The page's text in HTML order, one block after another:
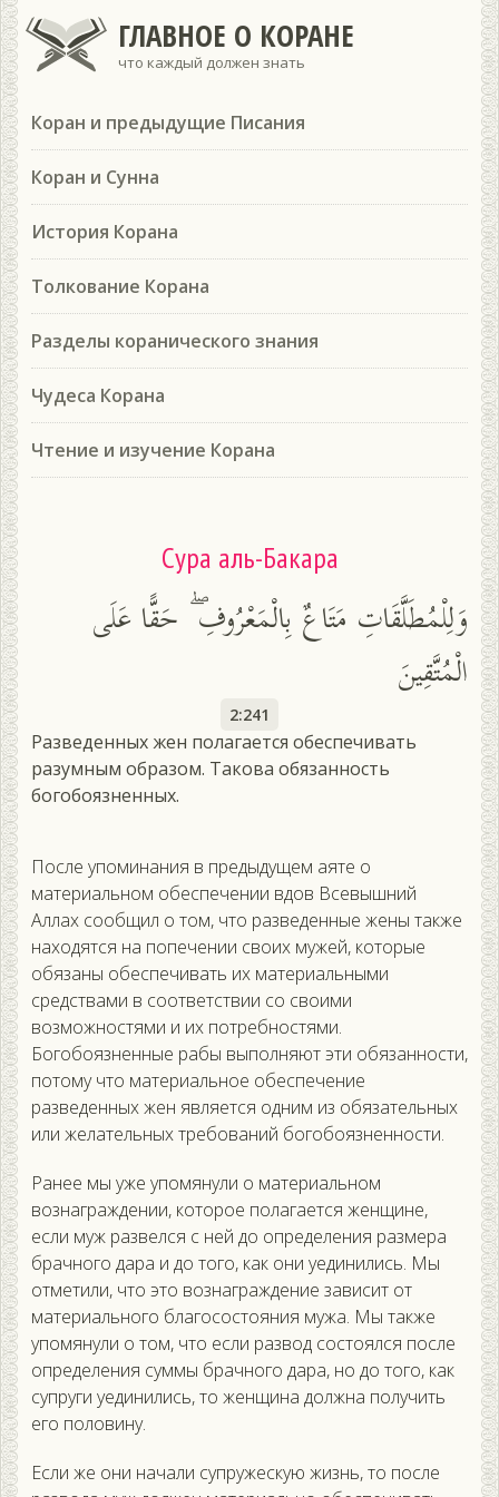
ГЛАВНОЕ О КОРАНЕ
что каждый должен знать
Коран и предыдущие Писания
Коран и Сунна
История Корана
Толкование Корана
Разделы коранического знания
Чудеса Корана
Чтение и изучение Корана
Сура аль-Бакара
وَلِلْمُطَلَّقَاتِ مَتَاعٌ بِالْمَعْرُوفِ ۖ حَقًّا عَلَى
الْمُتَّقِينَ
2:241
Разведенных жен полагается обеспечивать
разумным образом. Такова обязанность
богобоязненных.
После упоминания в предыдущем аяте о
материальном обеспечении вдов Всевышний
Аллах сообщил о том, что разведенные жены также
находятся на попечении своих мужей, которые
обязаны обеспечивать их материальными
средствами в соответствии со своими
возможностями и их потребностями.
Богобоязненные рабы выполняют эти обязанности,
потому что материальное обеспечение
разведенных жен является одним из обязательных
или желательных требований богобоязненности.
Ранее мы уже упомянули о материальном
вознаграждении, которое полагается женщине,
если муж развелся с ней до определения размера
брачного дара и до того, как они уединились. Мы
отметили, что это вознаграждение зависит от
материального благосостояния мужа. Мы также
упомянули о том, что если развод состоялся после
определения суммы брачного дара, но до того, как
супруги уединились, то женщина должна получить
его половину.
Если же они начали супружескую жизнь, то после